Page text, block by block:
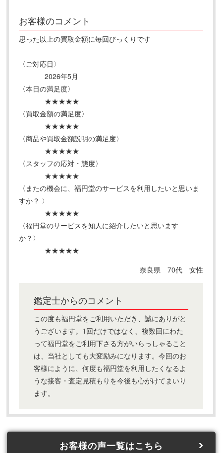
お客様のコメント
思った以上の買取金額に毎回びっくりです
〈ご対応日〉
2026年5月
〈本日の満足度〉
★★★★★
〈買取金額の満足度〉
★★★★★
〈商品や買取金額説明の満足度〉
★★★★★
〈スタッフの応対・態度〉
★★★★★
〈またの機会に、福円堂のサービスを利用したいと思いま
すか？ 〉
★★★★★
〈福円堂のサービスを知人に紹介したいと思います
か？〉
★★★★★
奈良県 70代 女性
鑑定士からのコメント
この度も福円堂をご利用いただき、誠にありがと
うございます。1回だけではなく、複数回にわた
って福円堂をご利用下さる方がいらっしゃること
は、当社としても大変励みになります。今回のお
客様にように、何度も福円堂を利用したくなるよ
うな接客・査定見積もりを今後も心がけてまいり
ます。
お客様の声一覧はこちら